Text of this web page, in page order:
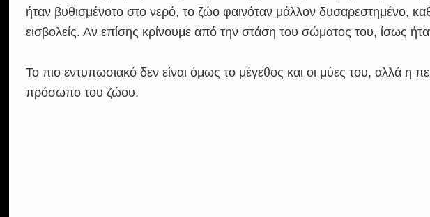
ήταν βυθισμένοτο στο νερό, το ζώο φαινόταν μάλλον δυσαρεστημένο,
εισβολείς. Αν επίσης κρίνουμε από την στάση του σώματος του, ίσως
Το πιο εντυπωσιακό δεν είναι όμως το μέγεθος και οι μύες του, αλλά η
πρόσωπο του ζώου.